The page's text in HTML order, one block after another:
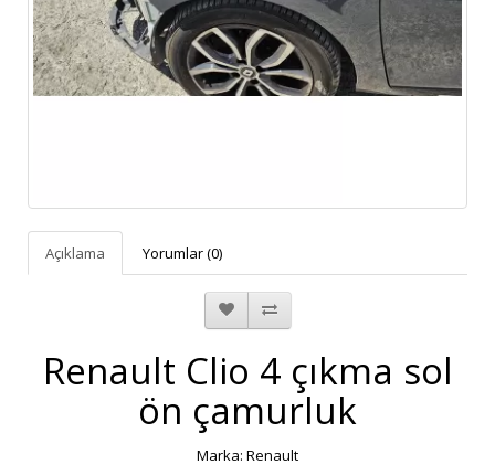
Açıklama Yorumlar (0)
Renault Clio 4 çıkma sol
ön çamurluk
Marka: Renault